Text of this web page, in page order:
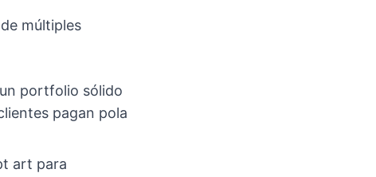
múltiples
portfolio sólido
pagan pola
art para